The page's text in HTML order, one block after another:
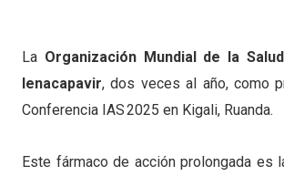
La Organización Mundial de la Salud
lenacapavir, dos veces al año, como
Conferencia IAS 2025 en Kigali, Ruanda.
Este fármaco de acción prolongada es